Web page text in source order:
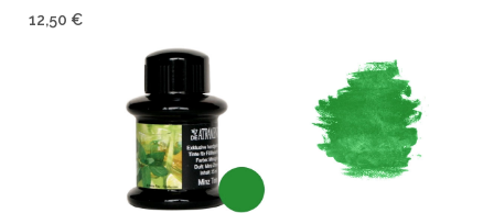
12,50 €